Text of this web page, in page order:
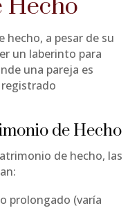
hecho, a pesar de su
un laberinto para
una pareja es
de Hecho
de hecho, las
prolongado (varía